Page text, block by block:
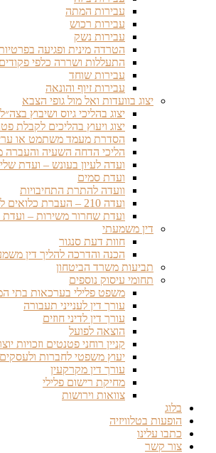
עבירות המתה
עבירות רכוש
עבירות נשק
הטרדה מינית ופגיעה
התעללות ושררה כלפי פקודים
עבירות שוחד
עבירות זיוף והונאה
יצוג בוועדות ואל מול גופי הצבא
יצוג בהליכי גיוס ושיבוץ בצה״ל
יצוג ויעוץ בהליכים לקבלת
הסדרת מעמד משתמט או
הליכי הדחה השעיה והעברה
ועדה לעיון בעונש – ועדת
ועדת סמים
וועדה להתרת התחיבויות
ועדה 210 – העברת כלואים למתקן כליאה אזרחי
ועדת שחרור משירות –
דין משמעתי
חוות דעת סנגור
הכנה והדרכה להליך דין
תביעות משרד הביטחון
תחומי עיסוק נוספים
משפט פלילי בערכאות בתי
עורך דין לענייני תעבורה
עורך דין לדיני חוזים
הוצאה לפועל
קניין רוחני פטנטים וזכויות
יעוץ משפטי לחברות ולעסקים
עורך דין מקרקעין
מחיקת רישום פלילי
צוואות וירושות
בלוג
הופעות בטלוויזיה
כתבו עלינו
צור קשר